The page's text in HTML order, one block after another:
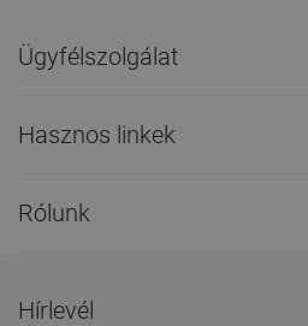
Ügyfélszolgálat
Hasznos linkek
Rólunk
Hírlevél